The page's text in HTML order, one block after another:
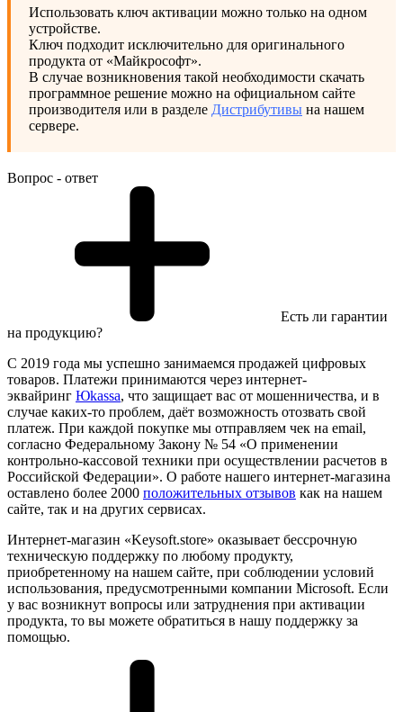
Использовать ключ активации можно только на одном
устройстве.
Ключ подходит исключительно для оригинального
продукта от «Майкрософт».
В случае возникновения такой необходимости скачать
программное решение можно на официальном сайте
производителя или в разделе Дистрибутивы на нашем
сервере.
Вопрос - ответ
Есть ли гарантии
на продукцию?
С 2019 года мы успешно занимаемся продажей цифровых
товаров. Платежи принимаются через интернет-
эквайринг Юkassa, что защищает вас от мошенничества, и в
случае каких-то проблем, даёт возможность отозвать свой
платеж. При каждой покупке мы отправляем чек на email,
согласно Федеральному Закону № 54 «О применении
контрольно-кассовой техники при осуществлении расчетов в
Российской Федерации». О работе нашего интернет-магазина
оставлено более 2000 положительных отзывов как на нашем
сайте, так и на других сервисах.
Интернет-магазин «Keysoft.store» оказывает бессрочную
техническую поддержку по любому продукту,
приобретенному на нашем сайте, при соблюдении условий
использования, предусмотренными компании Microsoft. Если
у вас возникнут вопросы или затруднения при активации
продукта, то вы можете обратиться в нашу поддержку за
помощью.